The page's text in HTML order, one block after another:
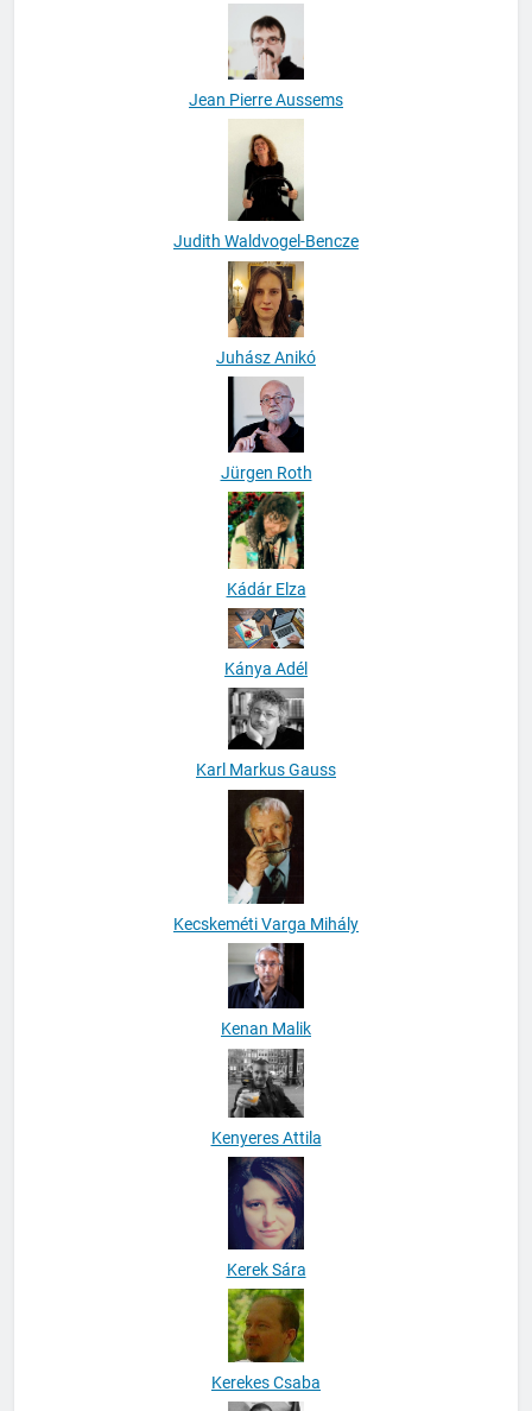
Jean Pierre Aussems
Judith Waldvogel-Bencze
Juhász Anikó
Jürgen Roth
Kádár Elza
Kánya Adél
Karl Markus Gauss
Kecskeméti Varga Mihály
Kenan Malik
Kenyeres Attila
Kerek Sára
Kerekes Csaba